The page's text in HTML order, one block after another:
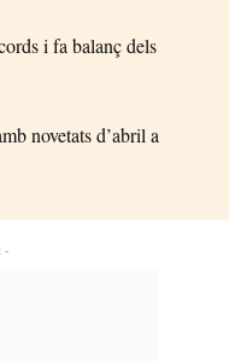
i fa balanç dels
novetats d’abril a
-